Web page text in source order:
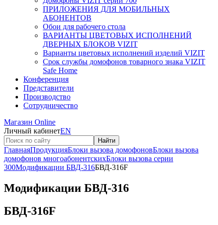
ПРИЛОЖЕНИЯ ДЛЯ МОБИЛЬНЫХ
АБОНЕНТОВ
Обои для рабочего стола
ВАРИАНТЫ ЦВЕТОВЫХ ИСПОЛНЕНИЙ
ДВЕРНЫХ БЛОКОВ VIZIT
Варианты цветовых исполнений изделий VIZIT
Срок службы домофонов товарного знака VIZIT
Safe Home
Конференция
Представители
Производство
Сотрудничество
Магазин Online
Личный кабинетEN
Найти
ГлавнаяПродукцияБлоки вызова домофоновБлоки вызова
домофонов многоабонентскихБлоки вызова серии
300Модификации БВД-316БВД-316F
Модификации БВД-316
БВД-316F